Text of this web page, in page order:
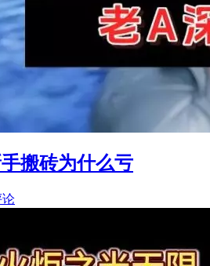
搬砖为什么亏
论